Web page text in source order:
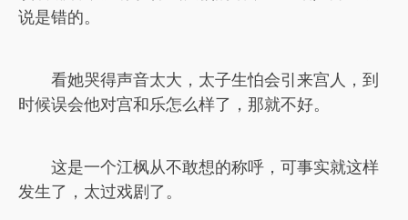
说是错的。
看她哭得声音太大，太子生怕会引来宫人，到
时候误会他对宫和乐怎么样了，那就不好。
这是一个江枫从不敢想的称呼，可事实就这样
发生了，太过戏剧了。